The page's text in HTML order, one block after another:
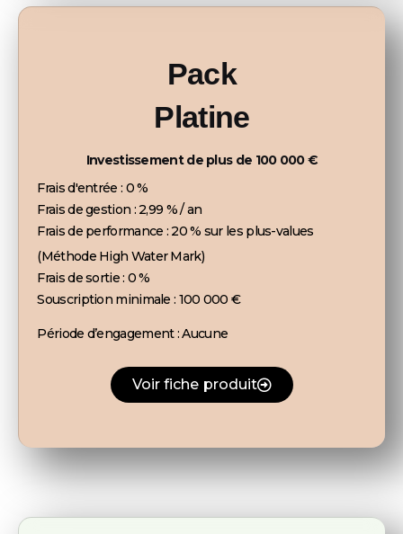
Pack
Platine
Investissement de plus de 100 000 €
Frais d'entrée : 0 %
Frais de gestion :2,99 % / an
Frais de performance : 20 % sur les plus-values
(Méthode High Water Mark)
Frais de sortie : 0 %
Souscription minimale : 100 000 €
Période d’engagement :Aucune
Voir fiche produit